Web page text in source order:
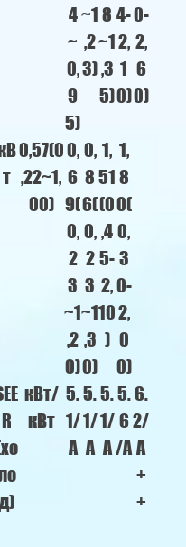
4
~
0,
9
5)
~1
,2
3)
8
~1
,3
5)
4-
2,
1
0)
0-
2,
6
0)
т
0,57(0
,22~1,
00)
0,
6
9(
0,
2
3
~1
,2
0)
0,
8
6(
0,
2
3
~1
,3
0)
1,
51
(0
,4
5-
2,
10
)
1,
8
0(
0,
3
0-
2,
0
0)
R
кВт/
кВт
5.
1/
A
5.
1/
A
5.
1/
A
5.
6
/A
6.
2/
A
+
+